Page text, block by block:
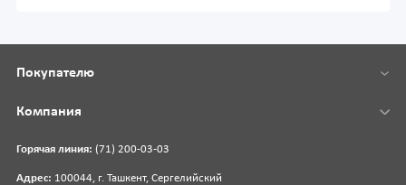
Горячая линия: (71) 200-03-03
Адрес: 100044, г. Ташкент, Сергелийский
Покупателю
Компания